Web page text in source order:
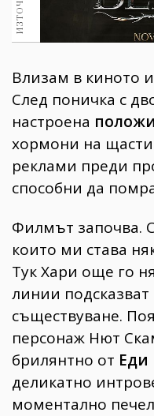
1817
ПОСЛЕДВАЙТЕ
НИ
Влизам в киното
След поничка с
настроена
хормони на
реклами преди
способни да
Филмът започва.
които ми става
Тук Хари още го
линии
съществуване.
персонаж Нют
брилянтно от Еди
деликатно
моментално